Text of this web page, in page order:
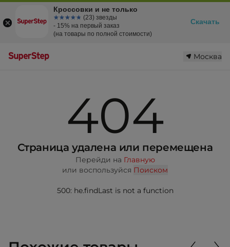
Москва
404
Страница удалена или перемещена
Перейди на Главную
или воспользуйся Поиском
500: he.findLast is not a function
Кроссовки и не только
☆☆☆☆☆
★★★★★ (23) звезды
- 15% на первый заказ
(на товары по полной стоимости)
Скачать